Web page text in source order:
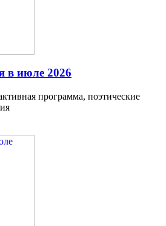
в июле 2026
программа, поэтические